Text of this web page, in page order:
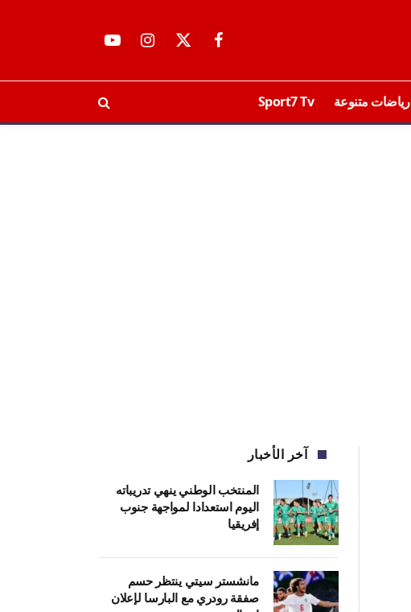
فيسبوكX
الانستغراميوتيوب
رياضات متنوعة Sport7 Tv
آخر الأخبار
المنتخب الوطني ينهي تدريباته
اليوم استعدادا لمواجهة جنوب
إفريقيا
مانشستر سيتي ينتظر حسم
صفقة رودري مع البارسا لإعلان